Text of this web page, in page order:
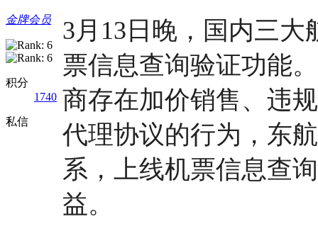
金牌会员
积分
1740
私信
3月13日晚，国内三
票信息查询验证功能
商存在加价销售、违
代理协议的行为，东
系，上线机票信息查
益。